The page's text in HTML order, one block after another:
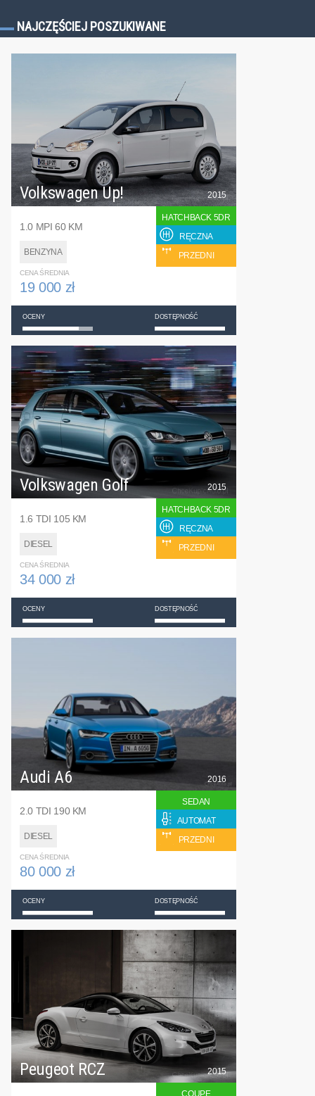
NAJCZĘŚCIEJ POSZUKIWANE
Volkswagen Up!
1.0 MPI 60 KM
BENZYNA
2015
HATCHBACK 5DR
RĘCZNA
PRZEDNI
CENA ŚREDNIA
19 000 zł
OCENY DOSTĘPNOŚĆ
Volkswagen Golf
1.6 TDI 105 KM
DIESEL
2015
HATCHBACK 5DR
RĘCZNA
PRZEDNI
CENA ŚREDNIA
34 000 zł
OCENY DOSTĘPNOŚĆ
Audi A6
2.0 TDI 190 KM
DIESEL
2016
SEDAN
AUTOMAT
PRZEDNI
CENA ŚREDNIA
80 000 zł
OCENY DOSTĘPNOŚĆ
Peugeot RCZ 2015